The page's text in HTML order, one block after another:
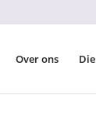
Over ons